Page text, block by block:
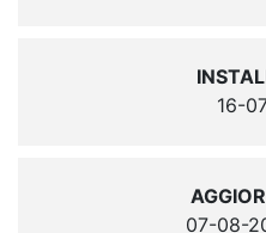
16-
07-08-